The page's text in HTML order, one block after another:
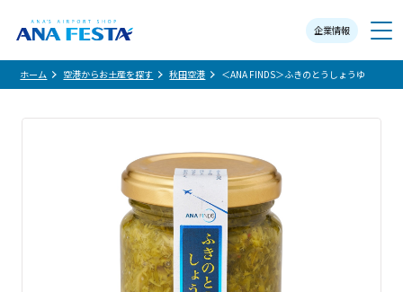
企業情報
メニュー
ホーム 空港からお土産を探す 秋田空港 ＜ANA FINDS＞ふきのとうしょうゆ